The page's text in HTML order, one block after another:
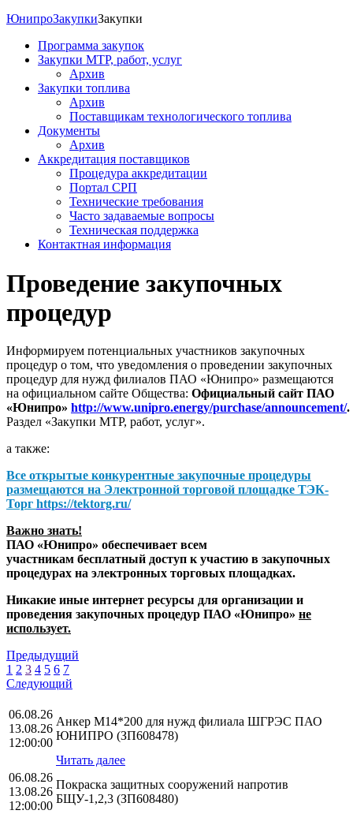
ЮнипроЗакупкиЗакупки
Программа закупок
Закупки МТР, работ, услуг
Архив
Закупки топлива
Архив
Поставщикам технологического топлива
Документы
Архив
Аккредитация поставщиков
Процедура аккредитации
Портал СРП
Технические требования
Часто задаваемые вопросы
Техническая поддержка
Контактная информация
Проведение закупочных
процедур
Информируем потенциальных участников закупочных
процедур о том, что уведомления о проведении закупочных
процедур для нужд филиалов ПАО «Юнипро» размещаются
на официальном сайте Общества: Официальный сайт ПАО
«Юнипро» http://www.unipro.energy/purchase/announcement/.
Раздел «Закупки МТР, работ, услуг».
а также:
Все открытые конкурентные закупочные процедуры
размещаются на Электронной торговой площадке ТЭК-
Торг https://tektorg.ru/
Важно знать!
ПАО «Юнипро» обеспечивает всем
участникам бесплатный доступ к участию в закупочных
процедурах на электронных торговых площадках.
Никакие иные интернет ресурсы для организации и
проведения закупочных процедур ПАО «Юнипро» не
использует.
Предыдущий
1 2 3 4 5 6 7
Следующий
06.08.26
13.08.26
12:00:00
Анкер М14*200 для нужд филиала ШГРЭС ПАО
ЮНИПРО (ЗП608478)
Читать далее
06.08.26
13.08.26
12:00:00
Покраска защитных сооружений напротив
БЩУ-1,2,3 (ЗП608480)